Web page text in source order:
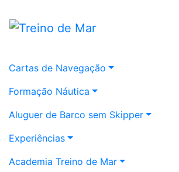
Cartas de Navegação
Formação Náutica
Aluguer de Barco sem Skipper
Experiências
Academia Treino de Mar